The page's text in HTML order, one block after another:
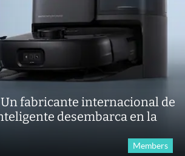
Un fabricante internacional de
desembarca en la
Members